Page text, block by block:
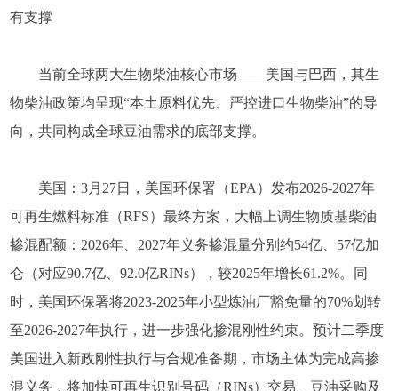
有支撑
当前全球两大生物柴油核心市场——美国与巴西，其生
物柴油政策均呈现“本土原料优先、严控进口生物柴油”的导
向，共同构成全球豆油需求的底部支撑。
美国：3月27日，美国环保署（EPA）发布2026-2027年
可再生燃料标准（RFS）最终方案，大幅上调生物质基柴油
掺混配额：2026年、2027年义务掺混量分别约54亿、57亿加
仑（对应90.7亿、92.0亿RINs），较2025年增长61.2%。同
时，美国环保署将2023-2025年小型炼油厂豁免量的70%划转
至2026-2027年执行，进一步强化掺混刚性约束。预计二季度
美国进入新政刚性执行与合规准备期，市场主体为完成高掺
混义务，将加快可再生识别号码（RINs）交易、豆油采购及